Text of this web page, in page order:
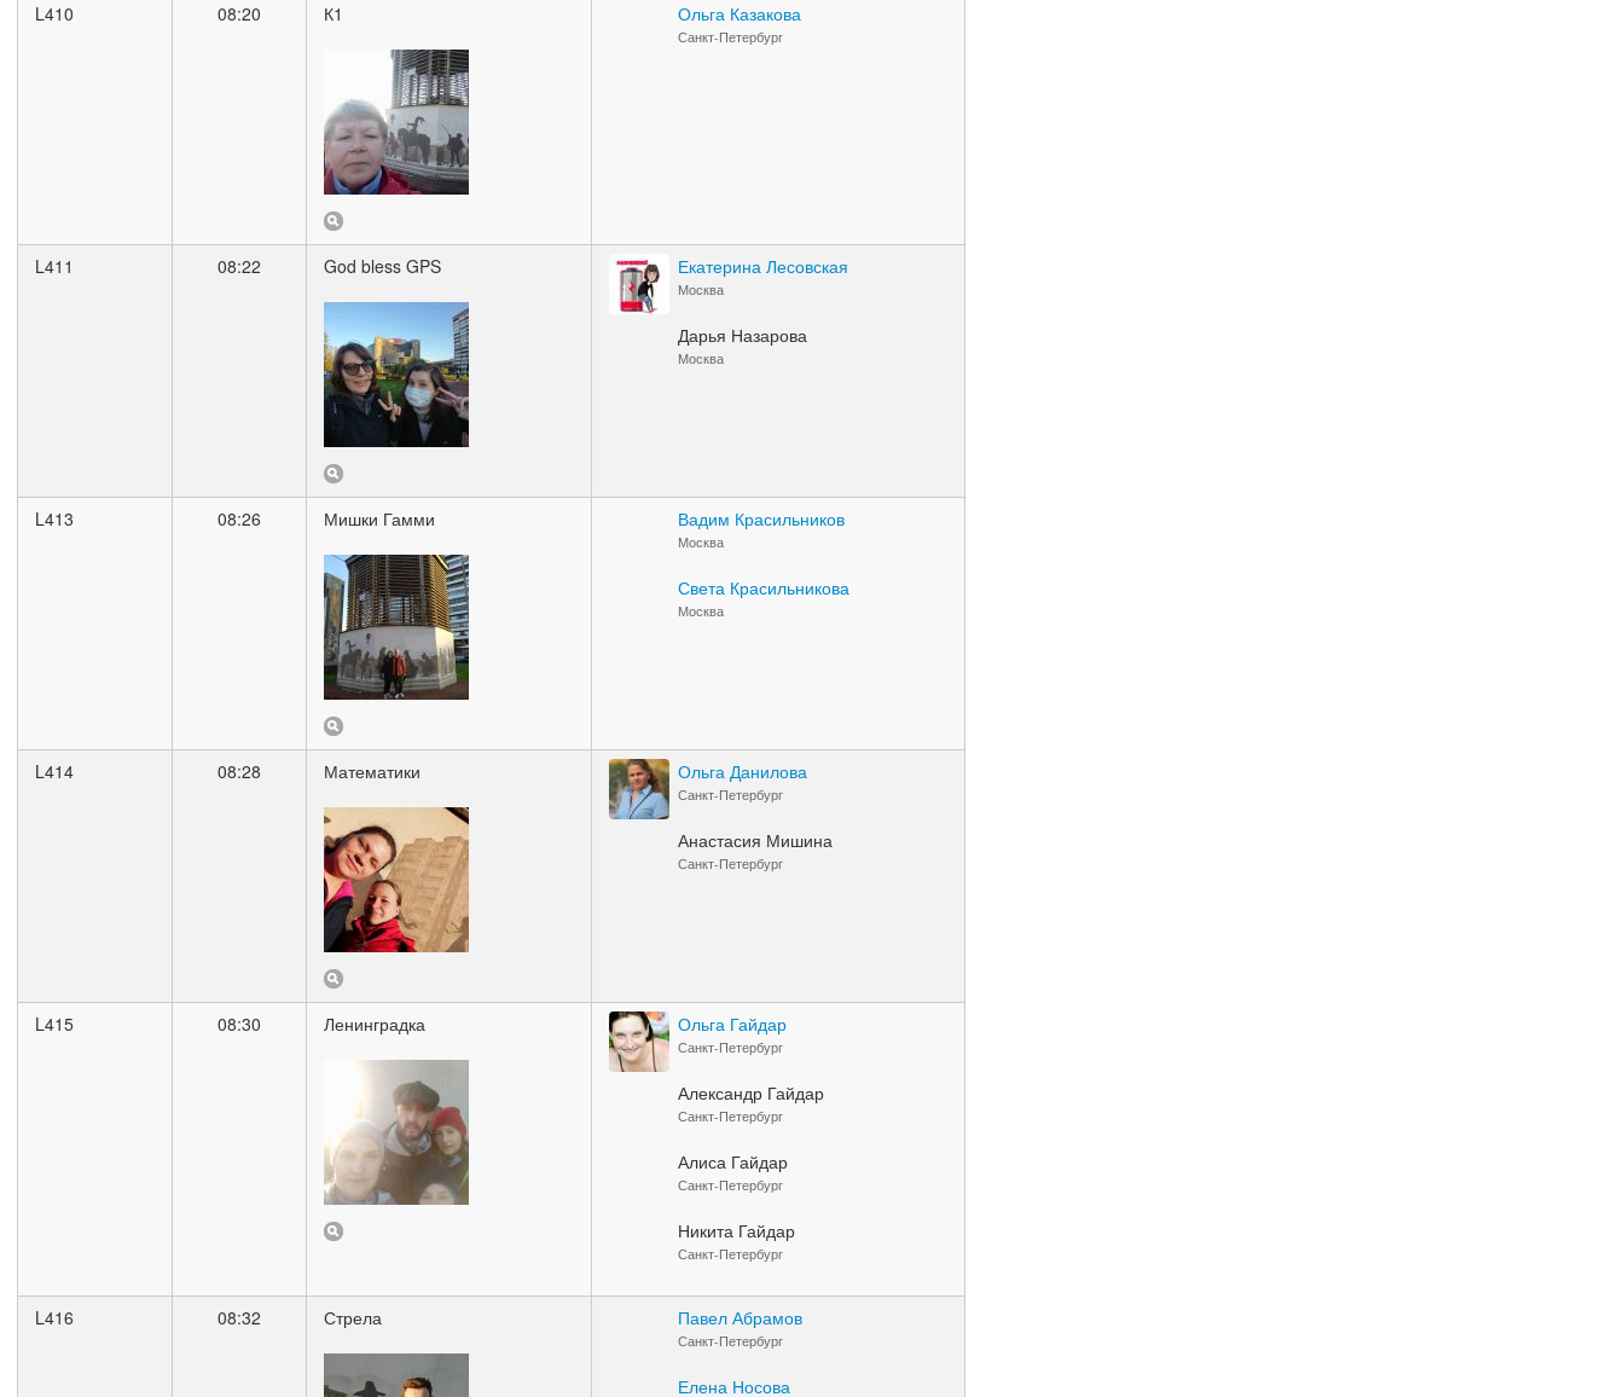
L410 08:20 К1 Ольга Казакова
Санкт-Петербург
L411 08:22 God bless GPS Екатерина Лесовская
Москва
Дарья Назарова
Москва
L413 08:26 Мишки Гамми Вадим Красильников
Москва
Света Красильникова
Москва
L414 08:28 Математики Ольга Данилова
Санкт-Петербург
Анастасия Мишина
Санкт-Петербург
L415 08:30 Ленинградка Ольга Гайдар
Санкт-Петербург
Александр Гайдар
Санкт-Петербург
Алиса Гайдар
Санкт-Петербург
Никита Гайдар
Санкт-Петербург
L416 08:32 Стрела Павел Абрамов
Санкт-Петербург
Елена Носова